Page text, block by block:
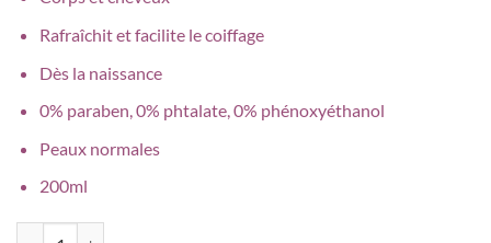
Rafraîchit et facilite le coiffage
Dès la naissance
0% paraben, 0% phtalate, 0% phénoxyéthanol
Peaux normales
200ml